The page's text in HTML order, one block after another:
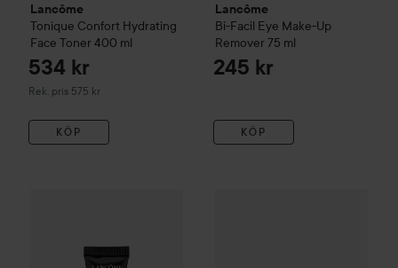
Lancôme
Tonique Confort Hydrating
Face Toner 400 ml
534 kr
Rek. pris 575 kr
Rekommenderat pris 575 kr
KÖP
Lancôme
Bi-Facil Eye Make-Up
Remover 75 ml
245 kr
KÖP